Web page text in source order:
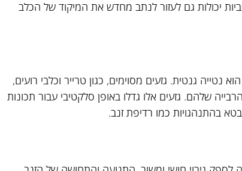
יכולות גם לעזור לנתב מחדש את המיקוד של הכלב
גנטית. גזעים מסוימים, כגון טרייר וכלבי רועים,
שלהם. גזעים אלו גדלו באופן סלקטיבי עבור תכונות
בהתנהגויות כמו רדיפת זנב.